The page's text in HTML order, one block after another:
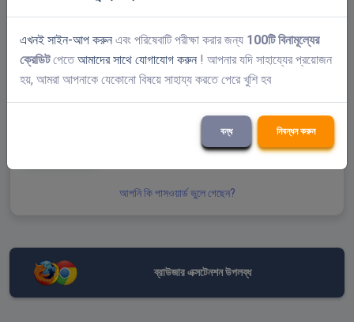
আমাকে মনে কর
আপনি কি পাসওয়ার্ড ভুলে গেছেন?
ব্রাউজার এক্সটেনশন উপলব্ধ
এখনই সাইন-আপ করুন এবং পরিষেবাটি পরীক্ষা করার জন্য 100টি বিনামূল্যের
ক্রেডিটপেতেআমাদের সাথে যোগাযোগ করুন ! আপনার যদি সাহায্যের প্রয়োজন
হয়, আমরা আপনাকে যেকোনো বিষয়ে সাহায্য করতে পেরে খুশি হব
বন্ধ নিবন্ধন করুন